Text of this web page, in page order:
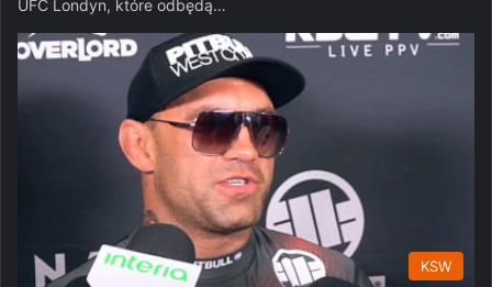
UFC Londyn, które odbędą…
KSW